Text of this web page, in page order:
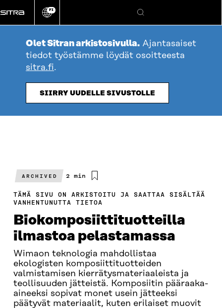
suoraan
sisältöön
Vaihda
kieli
FI
Hae
Olet Sitran arkistosivulla. Ajantasaiset
tiedot työstämme löydät osoitteesta
sitra.fi.
SIIRRY UUDELLE SIVUSTOLLE
ARCHIVED
Arvioitu
2 min
TÄMÄ SIVU ON ARKISTOITU JA SAATTAA SISÄLTÄÄ
VANHENTUNUTTA TIETOA
Biokomposiittituotteilla
ilmastoa pelastamassa
Wimaon teknologia mahdollistaa
ekologisten komposiittituotteiden
valmistamisen kierrätysmateriaaleista ja
teollisuuden jätteistä. Komposiitin pääraaka-
aineeksi sopivat monet usein jätteeksi
päätyvät materiaalit, kuten erilaiset muovit